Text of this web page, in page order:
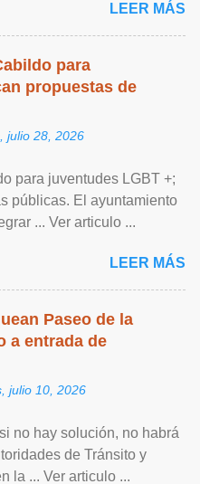
LEER MÁS
para
propuestas de
julio 28, 2026
para juventudes LGBT +;
públicas. El ayuntamiento
... Ver articulo ...
LEER MÁS
Paseo de la
a entrada de
julio 10, 2026
no hay solución, no habrá
de Tránsito y
la ... Ver articulo ...